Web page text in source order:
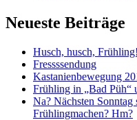
Neueste Beiträge
Husch, husch, Frühling!
Fressssendung
Kastanienbewegung
Frühling in „Bad Püh“
Na? Nächsten
Frühlingmachen? Hm?